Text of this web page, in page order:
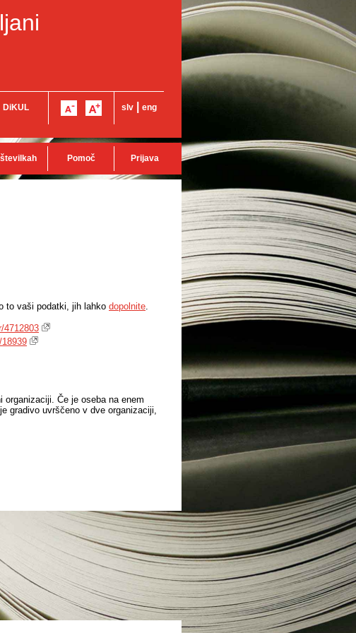
DiKUL slv eng
Pomoč Prijava
to vaši podatki, jih lahko dopolnite
4712803
Če je oseba na enem
gradivo uvrščeno v dve organizaciji,